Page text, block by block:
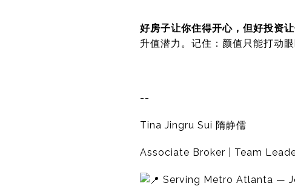
好房子让你住得开心，但好投资让
升值潜力。记住：颜值只能打动
--
Tina Jingru Sui 隋静儒
Associate Broker | Team
Serving Metro Atlanta —